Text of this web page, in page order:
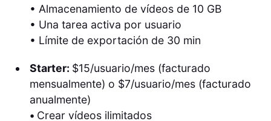
• Almacenamiento de vídeos de 10 GB
• Una tarea activa por usuario
• Límite de exportación de 30 min
Starter: $15/usuario/mes (facturado
mensualmente) o $7/usuario/mes (facturado
anualmente)
• Crear vídeos ilimitados